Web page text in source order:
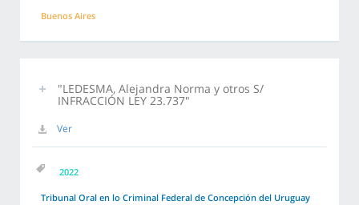
Buenos Aires
"LEDESMA, Alejandra Norma y otros S/
INFRACCIÓN LEY 23.737"
Ver
2022
Tribunal Oral en lo Criminal Federal de Concepción del Uruguay